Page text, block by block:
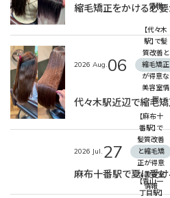
情報
2026 Aug.06
【代々木
駅】で髪
質改善と
縮毛矯正
が得意な
美容室情
報
2026 Jul. 27
【麻布十
番駅】で
髪質改善
と縮毛矯
正が得意
な美容室
情報
【青山一
丁目駅】